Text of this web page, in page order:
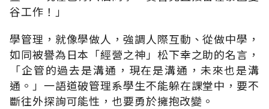
谷工作！」
學管理，就像學做人，強調人際互動、從做中學，
如同被譽為日本「經營之神」松下幸之助的名言，
「企管的過去是溝通，現在是溝通，未來也是溝
通。」一語道破管理系學生不能躲在課堂中，要不
斷往外探詢可能性，也要勇於擁抱改變。